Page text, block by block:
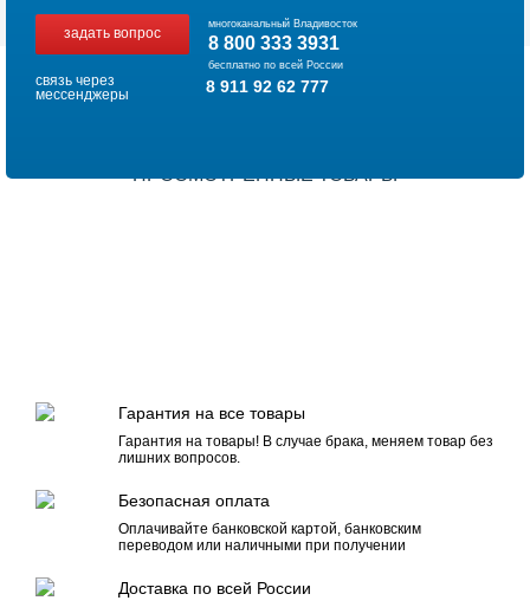
задать вопрос
многоканальный Владивосток
8 800 333 3931
бесплатно по всей России
связь через
мессенджеры
8 911 92 62 777
ПРОСМОТРЕННЫЕ ТОВАРЫ
Гарантия на все товары
Гарантия на товары! В случае брака, меняем товар без
лишних вопросов.
Безопасная оплата
Оплачивайте банковской картой, банковским
переводом или наличными при получении
Доставка по всей России